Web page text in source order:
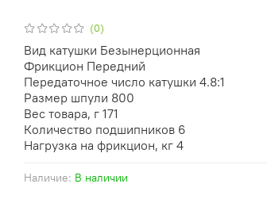
(0)
Наличие: В наличии
Вид катушки Безынерционная
Фрикцион Передний
Передаточное число катушки 4.8:1
Размер шпули 800
Вес товара, г 171
Количество подшипников 6
Нагрузка на фрикцион, кг 4